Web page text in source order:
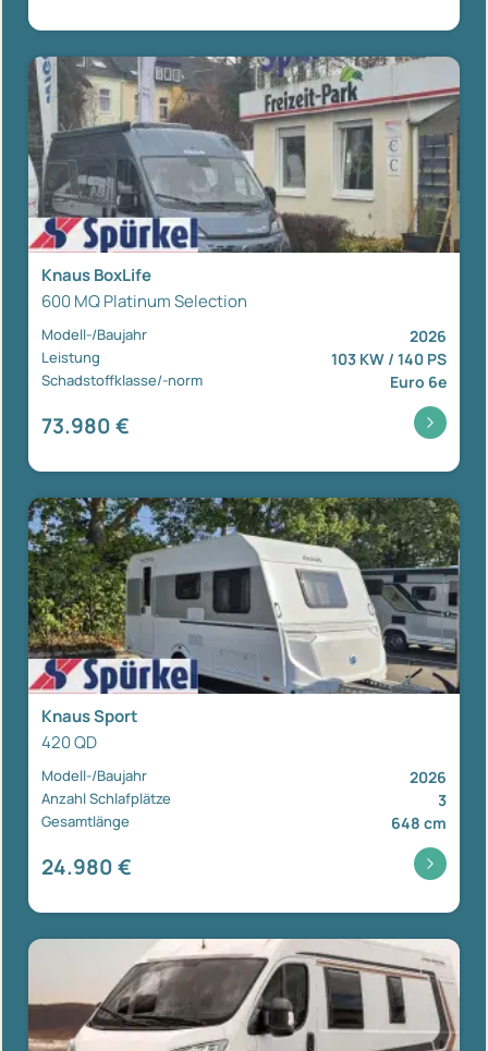
Knaus BoxLife
600 MQ Platinum Selection
Modell-/Baujahr 2026
Leistung 103 KW / 140 PS
Schadstoffklasse/-norm Euro 6e
73.980 €
Knaus Sport
420 QD
Modell-/Baujahr 2026
Anzahl Schlafplätze 3
Gesamtlänge 648 cm
24.980 €